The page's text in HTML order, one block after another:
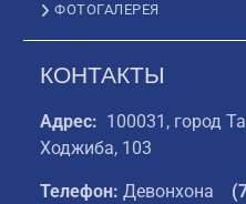
ФОТОГАЛЕРЕЯ
КОНТАКТЫ
Адрес: 100031, город
Ходжиба, 103
Телефон: Девонхона (